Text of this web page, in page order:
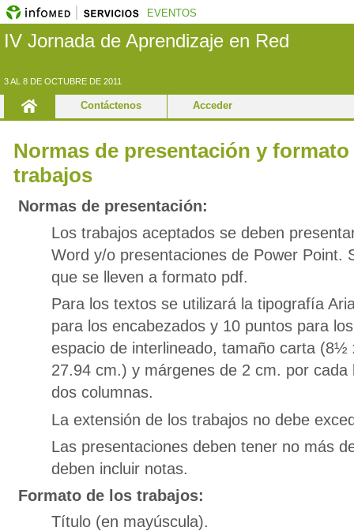
EVENTOS
IV Jornada de Aprendizaje en Red
3 AL 8 DE OCTUBRE DE 2011
Contáctenos Acceder
Normas de presentación y
trabajos
Normas de presentación:
Los trabajos aceptados se deben
Word y/o presentaciones de Power Point.
que se lleven a formato pdf.
Para los textos se utilizará la tipografía
para los encabezados y 10 puntos para
espacio de interlineado, tamaño carta (8½
27.94 cm.) y márgenes de 2 cm. por cada
dos columnas.
La extensión de los trabajos no debe
Las presentaciones deben tener no más
deben incluir notas.
Formato de los trabajos:
Título (en mayúscula).